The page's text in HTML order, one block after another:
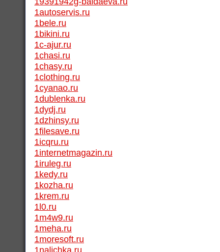
1autoservis.ru
1bele.ru
1bikini.ru
1c-ajur.ru
1chasi.ru
1chasy.ru
1clothing.ru
1cyanao.ru
1dublenka.ru
1dydj.ru
1dzhinsy.ru
1filesave.ru
1icqru.ru
1internetmagazin.ru
1iruleg.ru
1kedy.ru
1kozha.ru
1krem.ru
1l0.ru
1m4w9.ru
1meha.ru
1moresoft.ru
1nalichka.ru